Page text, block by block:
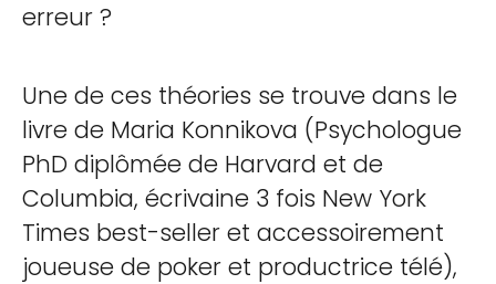
erreur ?
Une de ces théories se trouve dans le
livre de Maria Konnikova (Psychologue
PhD diplômée de Harvard et de
Columbia, écrivaine 3 fois New York
Times best-seller et accessoirement
joueuse de poker et productrice télé),